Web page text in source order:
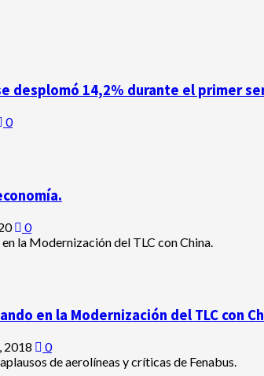
desplomó 14,2% durante el primer
0
0
en la Modernización del TLC con
2018 0